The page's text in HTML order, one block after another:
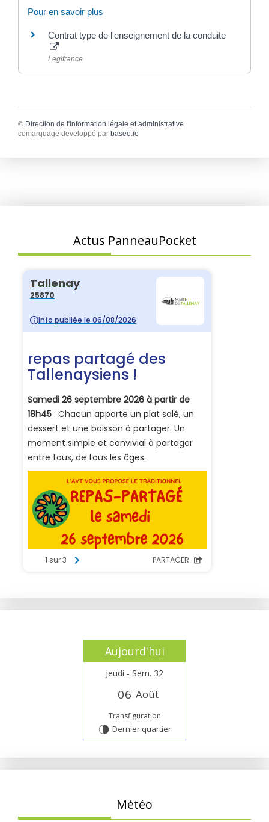
Pour en savoir plus
Contrat type de l'enseignement de la conduite
Legifrance
© Direction de l'information légale et administrative
comarquage developpé par baseo.io
Actus PanneauPocket
Aujourd'hui
Jeudi - Sem. 32
06 Août
Transfiguration
U Dernier quartier
Météo